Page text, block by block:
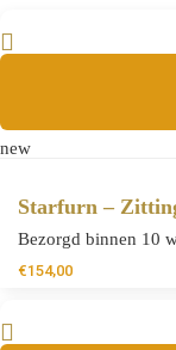
new
Starfurn –
Bezorgd binnen 10
€154,00